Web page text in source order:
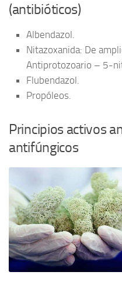
(antibióticos)
Albendazol.
Nitazoxanida: De
Antiprotozoario – 5-
Flubendazol.
Propóleos.
Principios activos
antifúngicos